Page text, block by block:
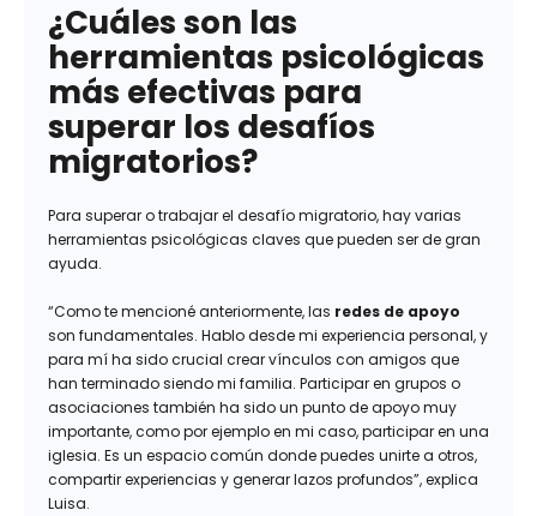
¿Cuáles son las
herramientas psicológicas
más efectivas para
superar los desafíos
migratorios?
Para superar o trabajar el desafío migratorio, hay varias
herramientas psicológicas claves que pueden ser de gran
ayuda.
“Como te mencioné anteriormente, las redes de apoyo
son fundamentales. Hablo desde mi experiencia personal, y
para mí ha sido crucial crear vínculos con amigos que
han terminado siendo mi familia. Participar en grupos o
asociaciones también ha sido un punto de apoyo muy
importante, como por ejemplo en mi caso, participar en una
iglesia. Es un espacio común donde puedes unirte a otros,
compartir experiencias y generar lazos profundos”, explica
Luisa.